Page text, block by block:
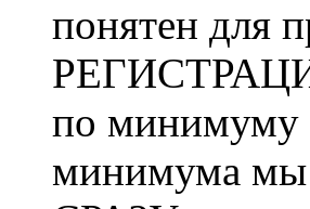
понятен для
по минимуму
минимума мы